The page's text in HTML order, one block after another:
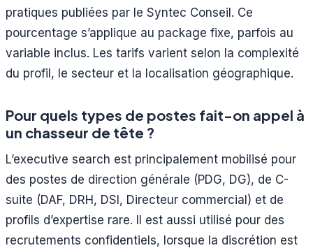
pratiques publiées par le Syntec Conseil. Ce
pourcentage s’applique au package fixe, parfois au
variable inclus. Les tarifs varient selon la complexité
du profil, le secteur et la localisation géographique.
Pour quels types de postes fait-on appel à
un chasseur de tête ?
L’executive search est principalement mobilisé pour
des postes de direction générale (PDG, DG), de C-
suite (DAF, DRH, DSI, Directeur commercial) et de
profils d’expertise rare. Il est aussi utilisé pour des
recrutements confidentiels, lorsque la discrétion est